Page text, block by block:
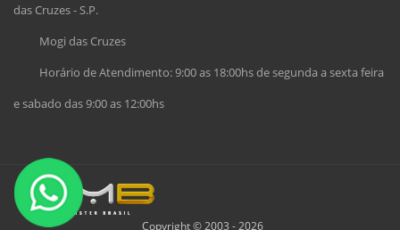
das Cruzes - S.P.
Mogi das Cruzes
Horário de Atendimento: 9:00 as 18:00hs de segunda a sexta feira
e sabado das 9:00 as 12:00hs
Copyright © 2003 - 2026